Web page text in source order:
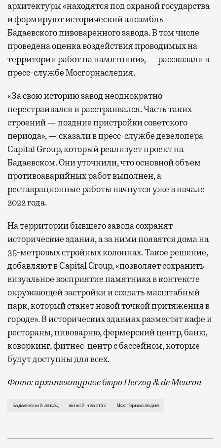
архитектуры «находятся под охраной государства
и формируют исторический ансамбль
Бадаевского пивоваренного завода. В том числе
проведена оценка воздействия проводимых на
территории работ на памятники», — рассказали в
пресс-службе Мосгорнаследия.
«За свою историю завод неоднократно
перестраивался и расстраивался. Часть таких
строений — поздние пристройки советского
периода», — сказали в пресс-службе девелопера
Capital Group, который реализует проект на
Бадаевском. Они уточнили, что основной объем
противоаварийных работ выполнен, а
реставрационные работы начнутся уже в начале
2022 года.
На территории бывшего завода сохранят
исторические здания, а за ними появятся дома на
35-метровых стройных колоннах. Такое решение,
добавляют в Capital Group, «позволяет сохранить
визуальное восприятие памятника в контексте
окружающей застройки и создать масштабный
парк, который станет новой точкой притяжения в
городе». В исторических зданиях разместят кафе и
рестораны, пивоварню, фермерский центр, баню,
коворкинг, фитнес-центр с бассейном, которые
будут доступны для всех.
Фото: архитектурное бюро Herzog & de Meuron
На днях «Архнадзор» рассказал, что часть
Бадаевский завод жилой квартал Мосгорнаследие